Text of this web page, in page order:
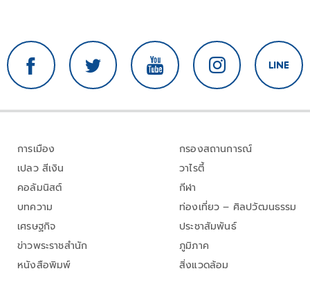
การเมือง
เปลว สีเงิน
คอลัมนิสต์
บทความ
เศรษฐกิจ
ข่าวพระราชสำนัก
หนังสือพิมพ์
กรองสถานการณ์
วาไรตี้
กีฬา
ท่องเที่ยว – ศิลปวัฒนธรรม
ประชาสัมพันธ์
ภูมิภาค
สิ่งแวดล้อม